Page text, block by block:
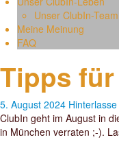
Unser ClubIn-Team
Meine Meinung
FAQ
Tipps
5. August 2024
ClubIn geht im August in
in München verraten ;-).